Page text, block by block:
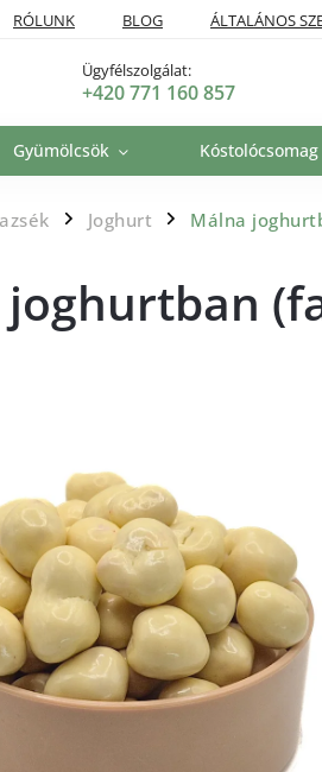
RÓLUNK BLOG ÁLTALÁNOS
Ügyfélszolgálat:
+420 771 160 857
Gyümölcsök Kóstolócsomag
/ Joghurt / Málna